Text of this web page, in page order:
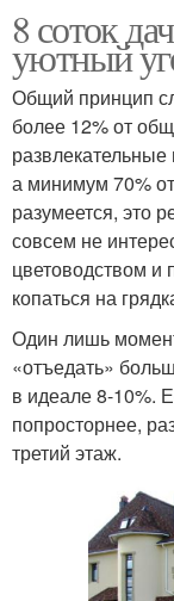
8 соток
уютный
Общий принцип
более 12% от
а минимум 70%
разумеется, это
совсем не
цветоводством и
копаться на
Один лишь
«отъедать»
в идеале 8-10%.
попросторнее,
третий этаж.